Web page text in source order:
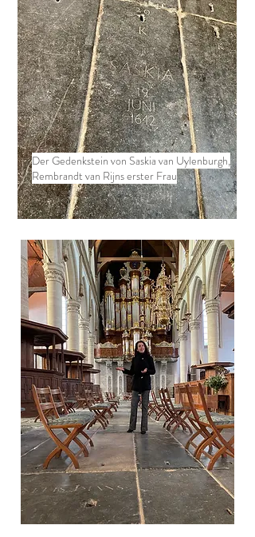
Der Gedenkstein von Saskia van Uylenburgh,
Rembrandt van Rijns erster Frau